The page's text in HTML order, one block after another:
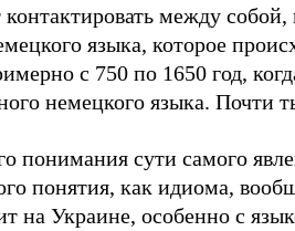
между
языка, которое
с 750 по 1650 год,
немецкого языка. Почти
понимания сути самого
понятия, как идиома,
на Украине, особенно с